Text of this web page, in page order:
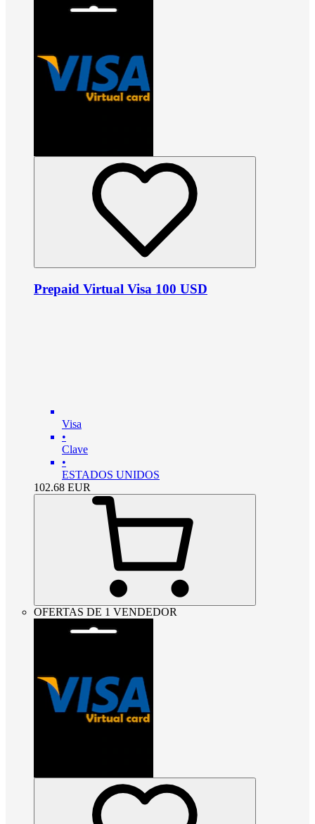
Prepaid Virtual Visa 100 USD
Visa
•
Clave
•
ESTADOS UNIDOS
102.68 EUR
OFERTAS DE 1 VENDEDOR